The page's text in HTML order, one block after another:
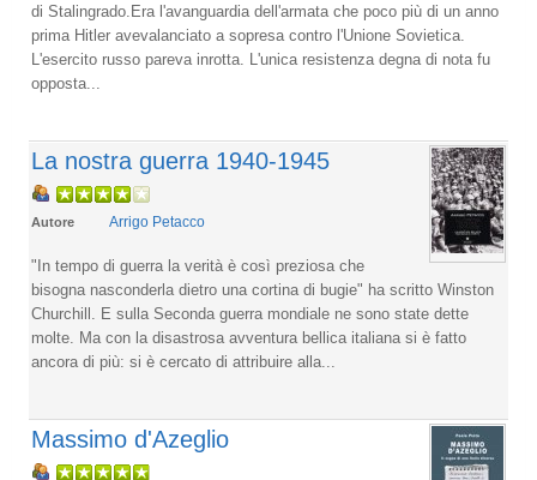
di Stalingrado.Era l'avanguardia dell'armata che poco più di un anno
prima Hitler avevalanciato a sopresa contro l'Unione Sovietica.
L'esercito russo pareva inrotta. L'unica resistenza degna di nota fu
opposta...
La nostra guerra 1940-1945
Autore Arrigo Petacco
"In tempo di guerra la verità è così preziosa che
bisogna nasconderla dietro una cortina di bugie" ha scritto Winston
Churchill. E sulla Seconda guerra mondiale ne sono state dette
molte. Ma con la disastrosa avventura bellica italiana si è fatto
ancora di più: si è cercato di attribuire alla...
Massimo d'Azeglio